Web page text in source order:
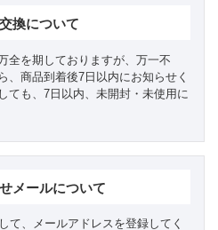
換について
全を期しておりますが、万一不
、商品到着後7日以内にお知らせく
ても、7日以内、未開封・未使用に
メールについて
て、メールアドレスを登録してく